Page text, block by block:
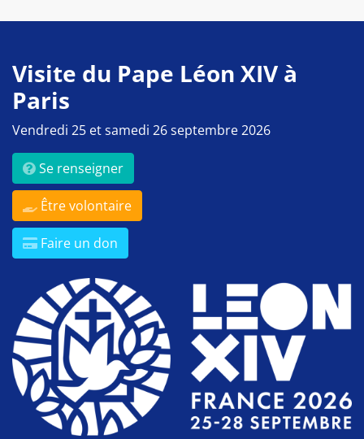
Visite du Pape Léon XIV à
Paris
Vendredi 25 et samedi 26 septembre 2026
Se renseigner
Être volontaire
Faire un don